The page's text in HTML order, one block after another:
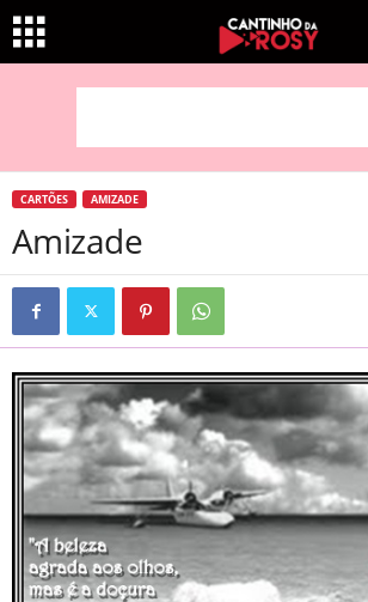
CARTÕES AMIZADE
Amizade